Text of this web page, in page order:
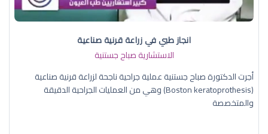
انجاز طبي في زراعة قرنية صناعية
الاستشارية صباح جستنية
أجرت الدكتورة صباح جستنية عملية جراحية ناجحة لزراعة قرنية صناعية
(Boston keratoprothesis) وهي من العمليات الجراحية الدقيقة
والمتخصصة